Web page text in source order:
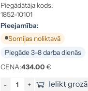
Piegādātāja kods:
1852-10101
Pieejamība:
Somijas noliktavā
Piegāde 3–8 darba dienās
CENA:434.00 €
- + Ielikt grozā